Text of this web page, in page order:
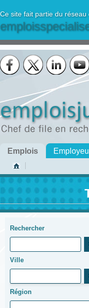
Ce site fait partie du réseau
Emplois
Rechercher
Ville
Région